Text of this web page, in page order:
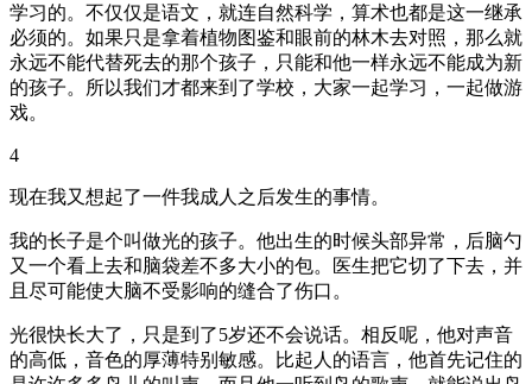
学习的。不仅仅是语文，就连自然科学，算术也都是这一继承
必须的。如果只是拿着植物图鉴和眼前的林木去对照，那么就
永远不能代替死去的那个孩子，只能和他一样永远不能成为新
的孩子。所以我们才都来到了学校，大家一起学习，一起做游
戏。
4
现在我又想起了一件我成人之后发生的事情。
我的长子是个叫做光的孩子。他出生的时候头部异常，后脑勺
又一个看上去和脑袋差不多大小的包。医生把它切了下去，并
且尽可能使大脑不受影响的缝合了伤口。
光很快长大了，只是到了5岁还不会说话。相反呢，他对声音
的高低，音色的厚薄特别敏感。比起人的语言，他首先记住的